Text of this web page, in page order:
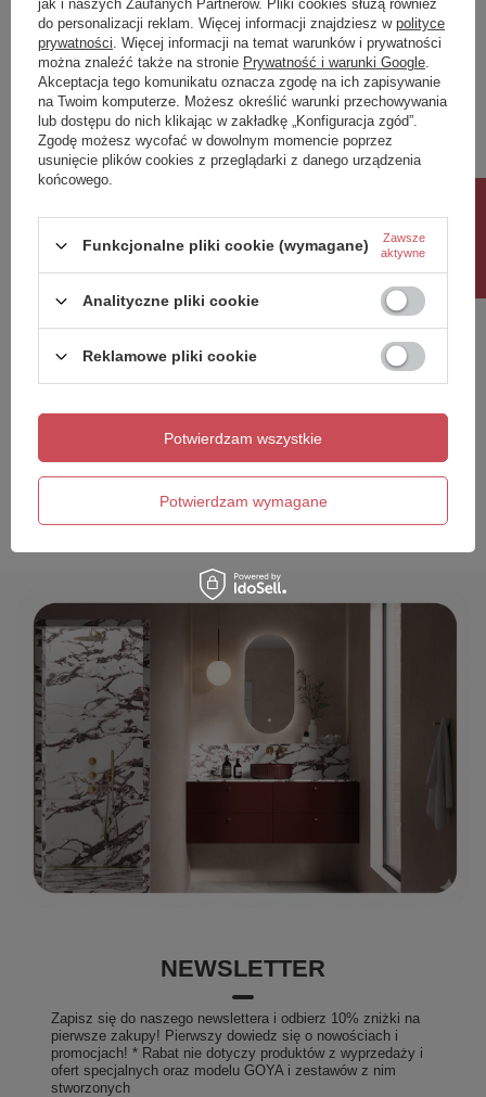
Twoja ocena:
5/5
Treść twojej opinii
Dodaj własne zdjęcie produktu:
Wyślij opinię
NEWSLETTER
Zapisz się do naszego newslettera i odbierz 10% zniżki na
pierwsze zakupy! Pierwszy dowiedz się o nowościach i
promocjach! * Rabat nie dotyczy produktów z wyprzedaży i
ofert specjalnych oraz modelu GOYA i zestawów z nim
stworzonych
jak i naszych Zaufanych Partnerów. Pliki cookies służą również
do personalizacji reklam. Więcej informacji znajdziesz w polityce
prywatności . Więcej informacji na temat warunków i prywatności
można znaleźć także na stronie Prywatność i warunki Google
Akceptacja tego komunikatu oznacza zgodę na ich zapisywanie
na Twoim komputerze. Możesz określić warunki przechowywania
lub dostępu do nich klikając w zakładkę „Konfiguracja zgód”.
Zgodę możesz wycofać w dowolnym momencie poprzez
usunięcie plików cookies z przeglądarki z danego urządzenia
końcowego.
Funkcjonalne pliki cookie (wymagane)
Zawsze
aktywne
Analityczne pliki cookie
Reklamowe pliki cookie
Potwierdzam wymagane
Potwierdzam wszystkie